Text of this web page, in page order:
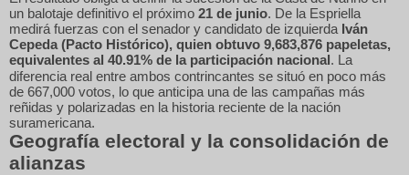
un balotaje definitivo el próximo 21 de junio. De la Espriella
medirá fuerzas con el senador y candidato de izquierda Iván
Cepeda (Pacto Histórico), quien obtuvo 9,683,876 papeletas,
equivalentes al 40.91% de la participación nacional. La
diferencia real entre ambos contrincantes se situó en poco más
de 667,000 votos, lo que anticipa una de las campañas más
reñidas y polarizadas en la historia reciente de la nación
suramericana.
Geografía electoral y la consolidación de
alianzas